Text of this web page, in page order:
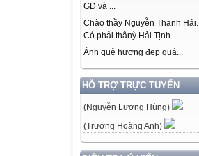
GD và ...
Chào thầy Nguyễn Thanh Hải.
Có phải thânỳ Hải Tịnh...
Ảnh quê hương đẹp quá...
HỖ TRỢ TRỰC TUYẾN
(Nguyễn Lương Hùng)
(Trương Hoàng Anh)